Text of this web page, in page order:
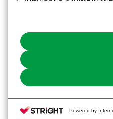
the use of all Cookies except
You can change your consent
Powered by